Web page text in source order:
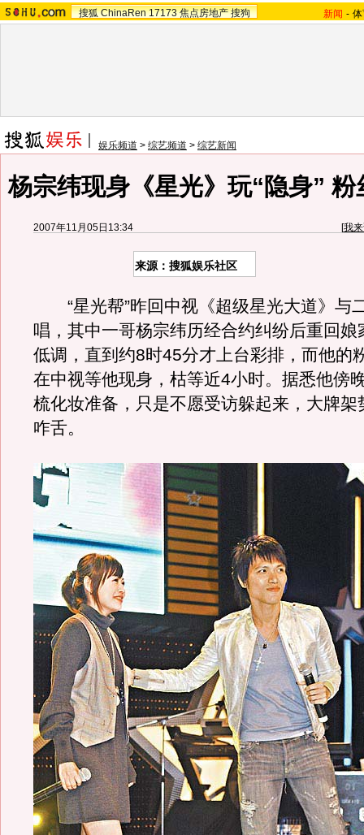
搜狐 ChinaRen 17173 焦点房地产 搜狗 新闻 -
娱乐频道 > 综艺频道 > 综艺新闻
杨宗纬现身《星光》玩“隐身”
2007年11月05日13:34 [我
来源：搜狐娱乐社区
“星光帮”昨回中视《超级星光大道》与
唱，其中一哥杨宗纬历经合约纠纷后重回娘
低调，直到约8时45分才上台彩排，而他的
在中视等他现身，枯等近4小时。据悉他傍
梳化妆准备，只是不愿受访躲起来，大牌架
咋舌。